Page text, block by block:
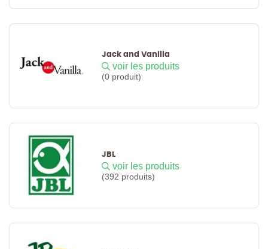
Jack and Vanilla
voir les produits
(0 produit)
JBL
voir les produits
(392 produits)